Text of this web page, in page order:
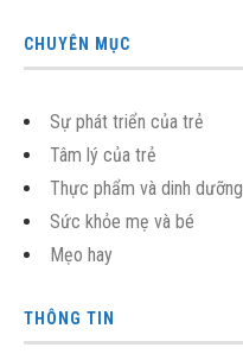
CHUYÊN MỤC
Sự phát triển của trẻ
Tâm lý của trẻ
Thực phẩm và dinh dưỡng
Sức khỏe mẹ và bé
Mẹo hay
THÔNG TIN